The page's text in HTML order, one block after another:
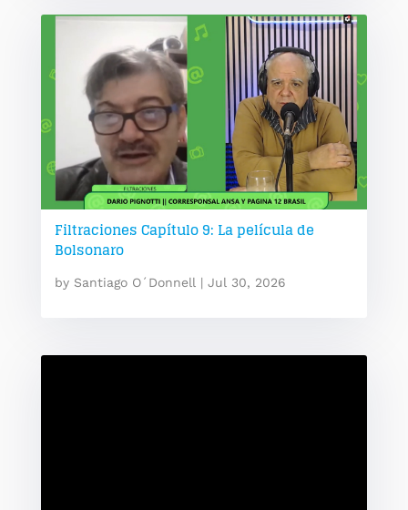
Filtraciones Capítulo 9: La película de
Bolsonaro
by Santiago O´Donnell | Jul 30, 2026